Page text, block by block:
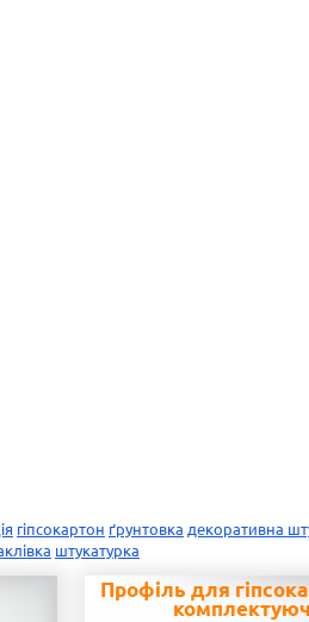
гіпсокартон ґрунтовка декоративна
штукатурка
Профіль для